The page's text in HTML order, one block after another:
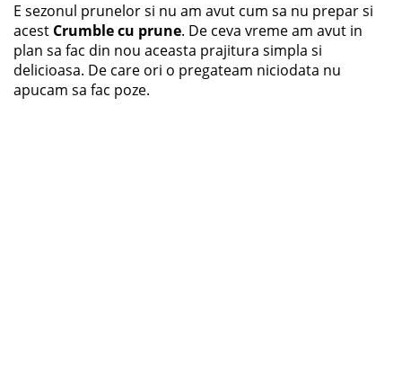
E sezonul prunelor si nu am avut cum sa nu prepar si
acest Crumble cu prune. De ceva vreme am avut in
plan sa fac din nou aceasta prajitura simpla si
delicioasa. De care ori o pregateam niciodata nu
apucam sa fac poze.